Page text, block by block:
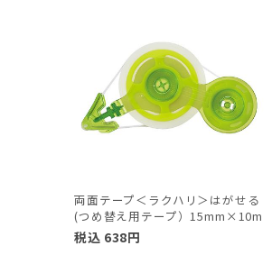
両面テープ＜ラクハリ＞はがせる
(つめ替え用テープ）15mm×10m
税込 638円